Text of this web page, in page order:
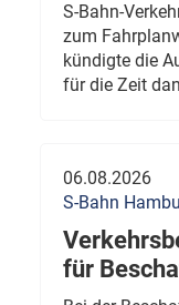
S-Bahn-
zum
kündigte die
für die Zeit
06.08.2026
S-Bahn
für